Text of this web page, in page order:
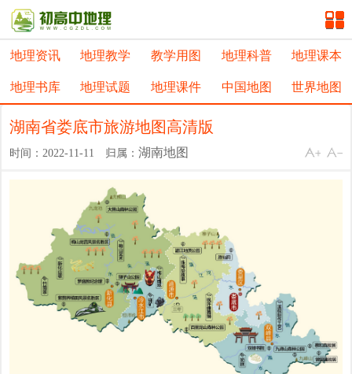
地理资讯 地理教学 教学用图 地理科普 地理课本
地理书库 地理试题 地理课件 中国地图 世界地图
湖南省娄底市旅游地图高清版
时间：2022-11-11 归属：湖南地图